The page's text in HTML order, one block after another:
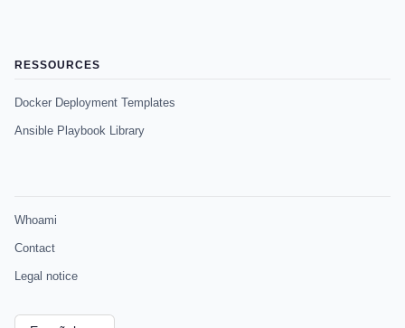
RESSOURCES
Docker Deployment Templates
Ansible Playbook Library
Whoami
Contact
Legal notice
Elegir